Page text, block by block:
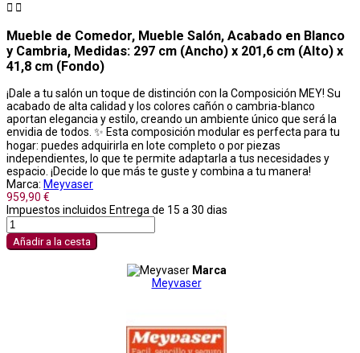
 
Mueble de Comedor, Mueble Salón, Acabado en Blanco
y Cambria, Medidas: 297 cm (Ancho) x 201,6 cm (Alto) x
41,8 cm (Fondo)
¡Dale a tu salón un toque de distinción con la Composición MEY! Su
acabado de alta calidad y los colores cañón o cambria-blanco
aportan elegancia y estilo, creando un ambiente único que será la
envidia de todos. ✨ Esta composición modular es perfecta para tu
hogar: puedes adquirirla en lote completo o por piezas
independientes, lo que te permite adaptarla a tus necesidades y
espacio. ¡Decide lo que más te guste y combina a tu manera! ️
Marca: Meyvaser
959,90 €
Impuestos incluidos Entrega de 15 a 30 dias
Añadir a la cesta
Marca
Meyvaser